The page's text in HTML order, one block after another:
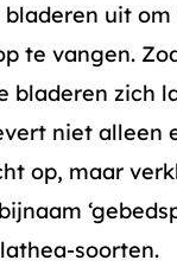
uit om
te vangen.
bladeren zich
niet alleen
op, maar
soorten.